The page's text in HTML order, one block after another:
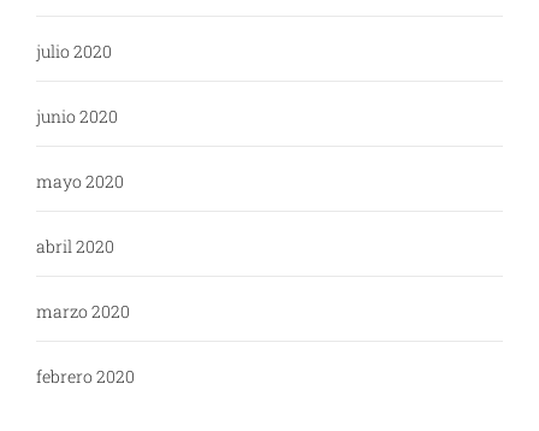
julio 2020
junio 2020
mayo 2020
abril 2020
marzo 2020
febrero 2020